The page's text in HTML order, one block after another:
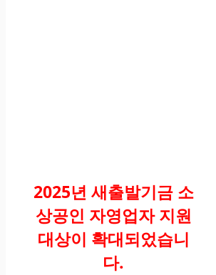
2025년 새출발기금 소
상공인 자영업자 지원
대상이 확대되었습니
다.